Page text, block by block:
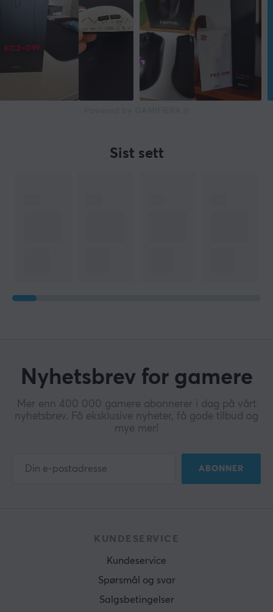
Sist sett
Nyhetsbrev for gamere
Mer enn 400 000 gamere abonnerer i dag på vårt
nyhetsbrev. Få eksklusive nyheter, få gode tilbud og
mye mer!
ABONNER
KUNDESERVICE
Kundeservice
Spørsmål og svar
Salgsbetingelser